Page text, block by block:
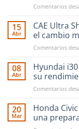
Comentarios
15
Abr
CAE Ultra
el cambio
Comentarios
08
Abr
Hyundai
su
Comentarios
20
Mar
Honda
una